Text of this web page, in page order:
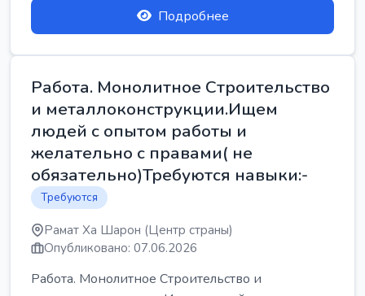
Подробнее
Работа. Монолитное Строительство
и металлоконструкции.Ищем
людей с опытом работы и
желательно с правами( не
обязательно)Требуются навыки:-
Требуются
Рамат Ха Шарон (Центр страны)
Опубликовано: 07.06.2026
Работа. Монолитное Строительство и